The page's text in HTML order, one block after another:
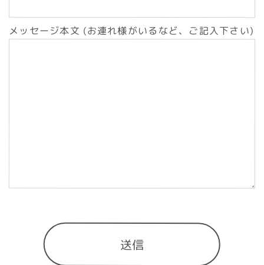
メッセージ本文 (お連れ様がいるなど、ご記入下さい)